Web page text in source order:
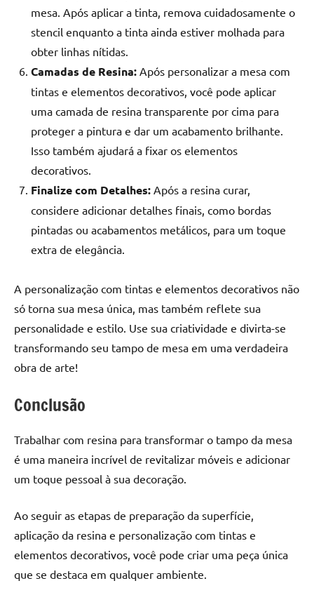
mesa. Após aplicar a tinta, remova cuidadosamente o
stencil enquanto a tinta ainda estiver molhada para
obter linhas nítidas.
Camadas de Resina: Após personalizar a mesa com
tintas e elementos decorativos, você pode aplicar
uma camada de resina transparente por cima para
proteger a pintura e dar um acabamento brilhante.
Isso também ajudará a fixar os elementos
decorativos.
Finalize com Detalhes: Após a resina curar,
considere adicionar detalhes finais, como bordas
pintadas ou acabamentos metálicos, para um toque
extra de elegância.
A personalização com tintas e elementos decorativos não
só torna sua mesa única, mas também reflete sua
personalidade e estilo. Use sua criatividade e divirta-se
transformando seu tampo de mesa em uma verdadeira
obra de arte!
Conclusão
Trabalhar com resina para transformar o tampo da mesa
é uma maneira incrível de revitalizar móveis e adicionar
um toque pessoal à sua decoração.
Ao seguir as etapas de preparação da superfície,
aplicação da resina e personalização com tintas e
elementos decorativos, você pode criar uma peça única
que se destaca em qualquer ambiente.